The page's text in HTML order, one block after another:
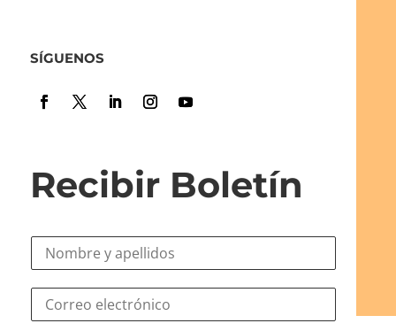
SÍGUENOS
Recibir Boletín
N
r
e
e
C